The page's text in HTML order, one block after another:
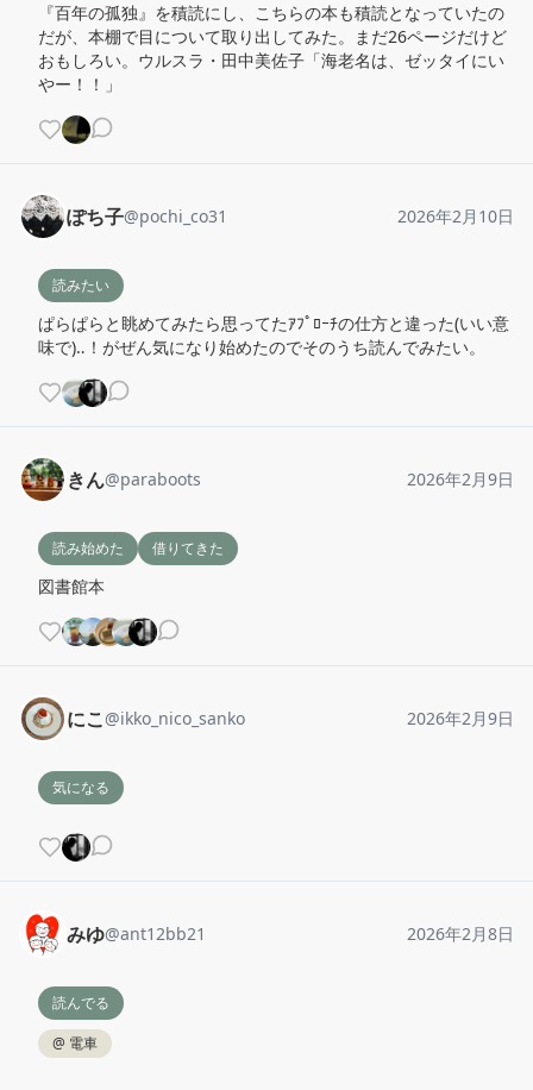
『百年の孤独』を積読にし、こちらの本も積読となっていたの
だが、本棚で目について取り出してみた。まだ26ページだけど
おもしろい。ウルスラ・田中美佐子「海老名は、ゼッタイにい
やー！！」
ぽち子@pochi_co31 2026年2月10日
読みたい
ぱらぱらと眺めてみたら思ってたｱﾌﾟﾛｰﾁの仕方と違った(いい意
味で)‥！がぜん気になり始めたのでそのうち読んでみたい。
きん@paraboots 2026年2月9日
読み始めた 借りてきた
図書館本
にこ@ikko_nico_sanko 2026年2月9日
気になる
みゆ@ant12bb21 2026年2月8日
読んでる
@ 電車